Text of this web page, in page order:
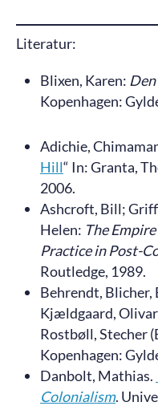
Literatur:
Blixen, Karen:
Kopenhagen:
Adichie,
Hill“ In: Granta,
2006.
Ashcroft, Bill;
Helen: The
Practice in Post-
Routledge, 1989.
Behrendt, Blicher,
Kjældgaard,
Rostbøll, Stecher
Kopenhagen:
Danbolt, Mathias.
Colonialism.